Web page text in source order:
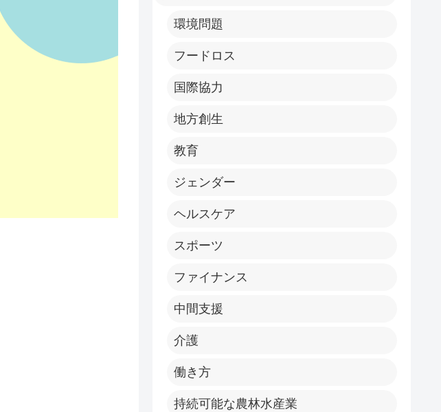
環境問題
フードロス
国際協力
地方創生
教育
ジェンダー
ヘルスケア
スポーツ
ファイナンス
中間支援
介護
働き方
持続可能な農林水産業